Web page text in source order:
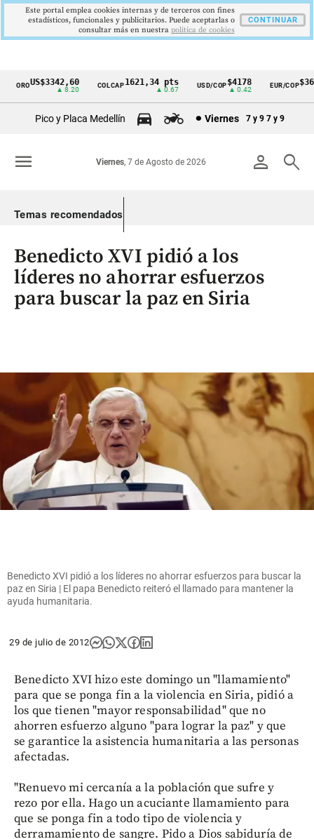
Cintillo
Colombia
OROUS$3342,60
▲ 8.20
COLCAP1621,34 pts
▲ 0.67
USD/COP$4178
▲ 0.42
EUR/COP$3672
Pico y Placa Medellín Viernes 7 y 9 7 y 9
person search
Viernes, 7 de Agosto de 2026
menu
Temas recomendados
Benedicto XVI pidió a los
líderes no ahorrar esfuerzos
para buscar la paz en Siria
Benedicto XVI pidió a los líderes no ahorrar esfuerzos para buscar la
paz en Siria | El papa Benedicto reiteró el llamado para mantener la
ayuda humanitaria.
29 de julio de 2012
Benedicto XVI hizo este domingo un "llamamiento"
para que se ponga fin a la violencia en Siria, pidió a
los que tienen "mayor responsabilidad" que no
ahorren esfuerzo alguno "para lograr la paz" y que
se garantice la asistencia humanitaria a las personas
afectadas.
"Renuevo mi cercanía a la población que sufre y
rezo por ella. Hago un acuciante llamamiento para
que se ponga fin a todo tipo de violencia y
derramamiento de sangre. Pido a Dios sabiduría de
Este portal emplea cookies internas y de terceros con fines
estadísticos, funcionales y publicitarios. Puede aceptarlas o
consultar más en nuestra politica de cookies
CONTINUAR